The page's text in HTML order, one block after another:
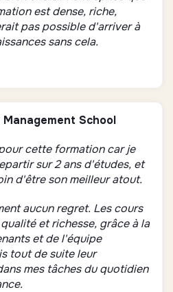
est dense, riche,
pas possible d'arriver à
sans cela.
School
cette formation car je
sur 2 ans d'études, et
d'être son meilleur atout.
aucun regret. Les cours
et richesse, grâce à la
et de l'équipe
tout de suite leur
mes tâches du quotidien